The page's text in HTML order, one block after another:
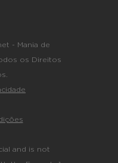
- Mania de
os Direitos
and is not